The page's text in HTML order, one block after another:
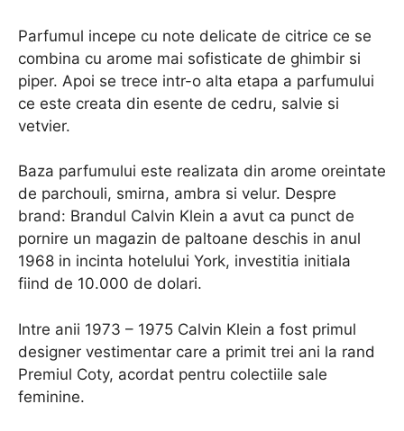
Parfumul incepe cu note delicate de citrice ce se
combina cu arome mai sofisticate de ghimbir si
piper. Apoi se trece intr-o alta etapa a parfumului
ce este creata din esente de cedru, salvie si
vetvier.
Baza parfumului este realizata din arome oreintate
de parchouli, smirna, ambra si velur. Despre
brand: Brandul Calvin Klein a avut ca punct de
pornire un magazin de paltoane deschis in anul
1968 in incinta hotelului York, investitia initiala
fiind de 10.000 de dolari.
Intre anii 1973 – 1975 Calvin Klein a fost primul
designer vestimentar care a primit trei ani la rand
Premiul Coty, acordat pentru colectiile sale
feminine.